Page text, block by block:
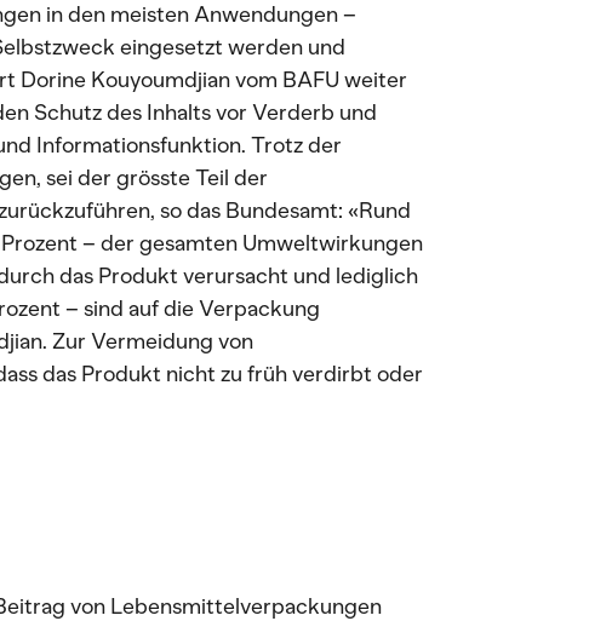
in den meisten Anwendungen –
eingesetzt werden und
Dorine Kouyoumdjian vom BAFU weiter
Schutz des Inhalts vor Verderb und
Informationsfunktion. Trotz der
sei der grösste Teil der
so das Bundesamt: «Rund
– der gesamten Umweltwirkungen
das Produkt verursacht und lediglich
– sind auf die Verpackung
Zur Vermeidung von
das Produkt nicht zu früh verdirbt oder
von Lebensmittelverpackungen